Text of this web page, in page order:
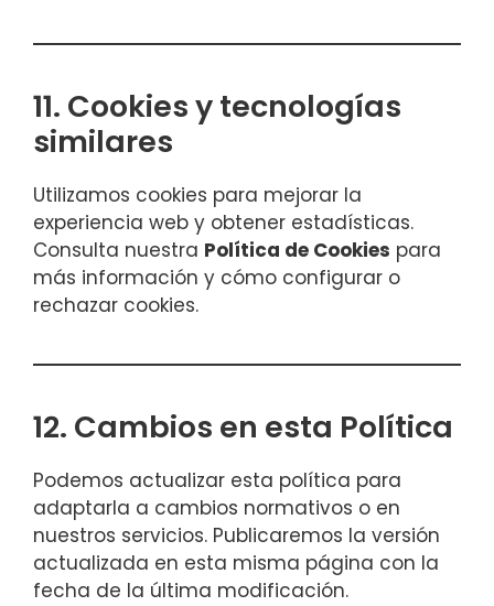
11. Cookies y tecnologías
similares
Utilizamos cookies para mejorar la
experiencia web y obtener estadísticas.
Consulta nuestra Política de Cookies para
más información y cómo configurar o
rechazar cookies.
12. Cambios en esta Política
Podemos actualizar esta política para
adaptarla a cambios normativos o en
nuestros servicios. Publicaremos la versión
actualizada en esta misma página con la
fecha de la última modificación.